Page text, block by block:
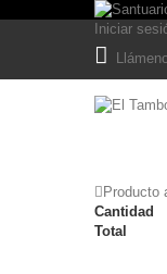
Iniciar
Producto
Cantidad
Total